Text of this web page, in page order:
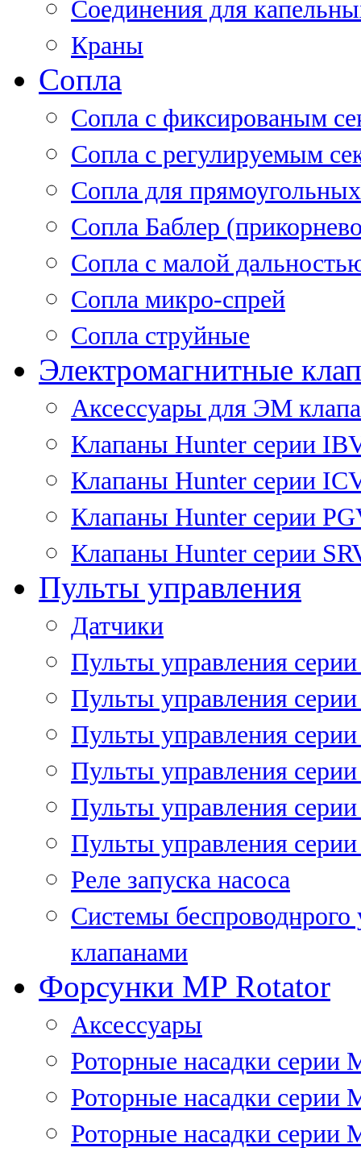
Соединения для
Краны
Сопла
Cопла с фиксированым
Сопла с регулируемым
Сопла для
Сопла Баблер
Сопла с малой
Сопла микро-спрей
Сопла струйные
Электромагнитные
Аксессуары для ЭМ
Клапаны Hunter серии
Клапаны Hunter серии
Клапаны Hunter серии
Клапаны Hunter серии
Пульты управления
Датчики
Пульты управления
Пульты управления
Пульты управления
Пульты управления
Пульты управления
Пульты управления
Реле запуска насоса
Системы
клапанами
Форсунки MP Rotator
Аксессуары
Роторные насадки серии
Роторные насадки серии
Роторные насадки серии